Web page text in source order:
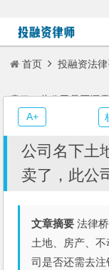
首页 投融资法
卖了，此公司是否还
公司名下土
卖了，此公
文章摘要 法律
土地、房产、
司是否还需去
A+